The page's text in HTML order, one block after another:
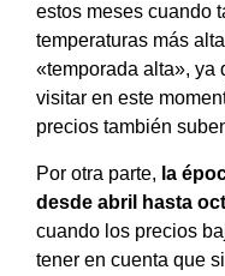
estos meses cuando
temperaturas más
«temporada alta», ya
visitar en este
precios también
Por otra parte, la
desde abril hasta
cuando los precios
tener en cuenta que